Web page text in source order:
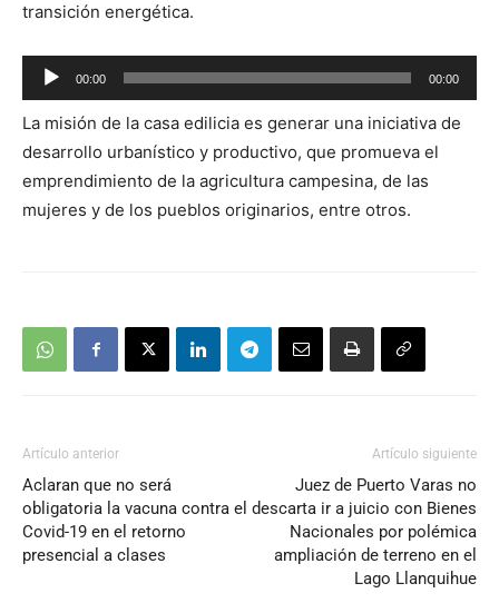
transición energética.
Reproductor
de
audio
00:00 00:00
La misión de la casa edilicia es generar una iniciativa de
desarrollo urbanístico y productivo, que promueva el
emprendimiento de la agricultura campesina, de las
mujeres y de los pueblos originarios, entre otros.
Artículo anterior
Aclaran que no será
obligatoria la vacuna contra el
Covid-19 en el retorno
presencial a clases
Artículo siguiente
Juez de Puerto Varas no
descarta ir a juicio con Bienes
Nacionales por polémica
ampliación de terreno en el
Lago Llanquihue